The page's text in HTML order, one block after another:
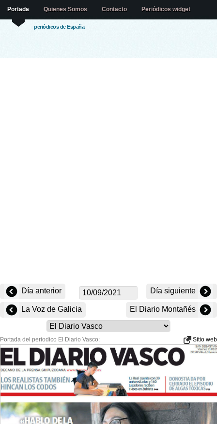
periódicos de España
Portada Quienes Somos Contacto Periódicos widget
Día anterior Día siguiente
La Voz de Galicia El Diario Montañés
Portada del periodico El Diario Vasco: Sitio web